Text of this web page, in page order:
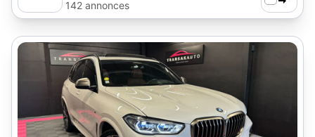
Chambourcy
142 annonces